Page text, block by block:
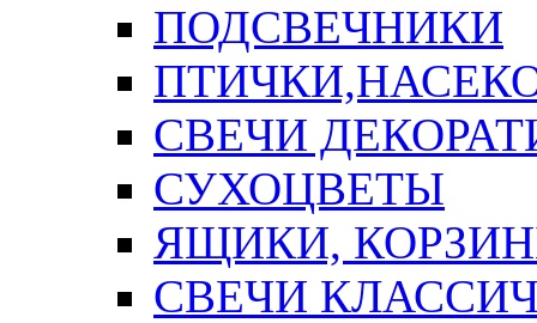
ПОДСВЕЧНИКИ
СВЕЧИ
СУХОЦВЕТЫ
ЯЩИКИ,
СВЕЧИ